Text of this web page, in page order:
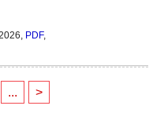
PDF,
... >